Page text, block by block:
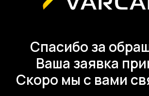
Спасибо за
Ваша заявка
Скоро мы с вами